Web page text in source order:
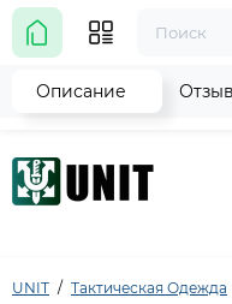
UNIT Тактическая Одежда
Описание